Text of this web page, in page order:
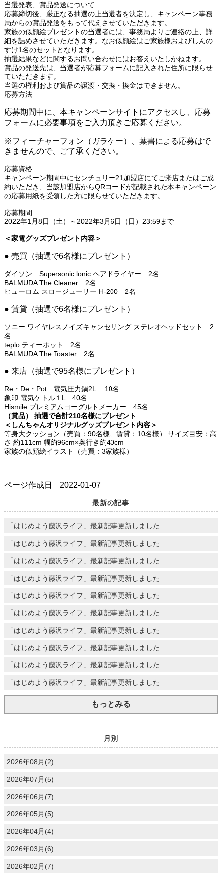
当選発表、賞品発送について
応募締切後、厳正なる抽選の上当選者を決定し、キャンペーン事務
局からの賞品発送をもって代えさせていただきます。
家族の似顔絵プレゼントの当選者には、事務局よりご連絡の上、詳
細を詰めさせていただきます。なお似顔絵はご家族様およびしんの
すけ1名のセットとなります。
抽選結果などに関するお問い合わせにはお答えいたしかねます。
賞品の発送先は、当選者が応募フォームに記入された住所に限らせ
ていただきます。
当選の権利および賞品の譲渡・交換・換金はできません。
応募方法
応募期間中に、本キャンペーンサイトにアクセスし、応募
フォームに必要事項をご入力頂きご応募ください。
※フィーチャーフォン（ガラケー）、葉書による応募はで
きませんので、ご了承ください。
応募資格
キャンペーン期間中にセンチュリー21加盟店にてご来店またはご成
約いただき、当該加盟店からQRコードが記載された本キャンペーン
の応募用紙を受領した方に限らせていただきます。
応募期間
2022年1月8日（土）～2022年3月6日（日）23:59まで
＜家電グッズプレゼント内容＞
● 売買（抽選で6名様にプレゼント）
ダイソン Supersonic lonic ヘアドライヤー 2名
BALMUDA The Cleaner 2名
ヒューロム スロージューサー H-200 2名
● 賃貸（抽選で6名様にプレゼント）
ソニー ワイヤレスノイズキャンセリング ステレオヘッドセット 2
名
teplo ティーポット 2名
BALMUDA The Toaster 2名
● 来店（抽選で95名様にプレゼント）
Re・De・Pot 電気圧力鍋2L 10名
象印 電気ケトル１L 40名
Hismile プレミアムヨーグルトメーカー 45名
（賞品） 抽選で合計210名様にプレゼント
＜しんちゃんオリジナルグッズプレゼント内容＞
等身大クッション（売買：90名様、賃貸：10名様） サイズ目安：高
さ 約111cm 幅約96cm×奥行き約40cm
家族の似顔絵イラスト（売買：3家族様）
ページ作成日 2022-01-07
最新の記事
「はじめよう藤沢ライフ」最新記事更新しました
「はじめよう藤沢ライフ」最新記事更新しました
「はじめよう藤沢ライフ」最新記事更新しました
「はじめよう藤沢ライフ」最新記事更新しました
「はじめよう藤沢ライフ」最新記事更新しました
「はじめよう藤沢ライフ」最新記事更新しました
「はじめよう藤沢ライフ」最新記事更新しました
「はじめよう藤沢ライフ」最新記事更新しました
「はじめよう藤沢ライフ」最新記事更新しました
「はじめよう藤沢ライフ」最新記事更新しました
もっとみる
月別
2026年08月(2)
2026年07月(5)
2026年06月(7)
2026年05月(5)
2026年04月(4)
2026年03月(6)
2026年02月(7)